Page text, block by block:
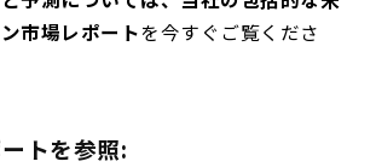
市場レポートを今すぐご覧くださ
トを参照: